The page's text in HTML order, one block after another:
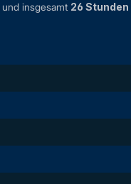
und insgesamt 26 Stunden